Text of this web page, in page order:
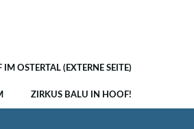
IM OSTERTAL (EXTERNE SEITE)
ZIRKUS BALU IN HOOF!